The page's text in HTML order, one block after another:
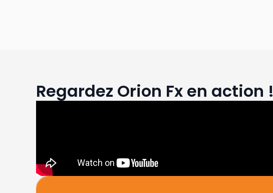
Regardez Orion Fx en action !